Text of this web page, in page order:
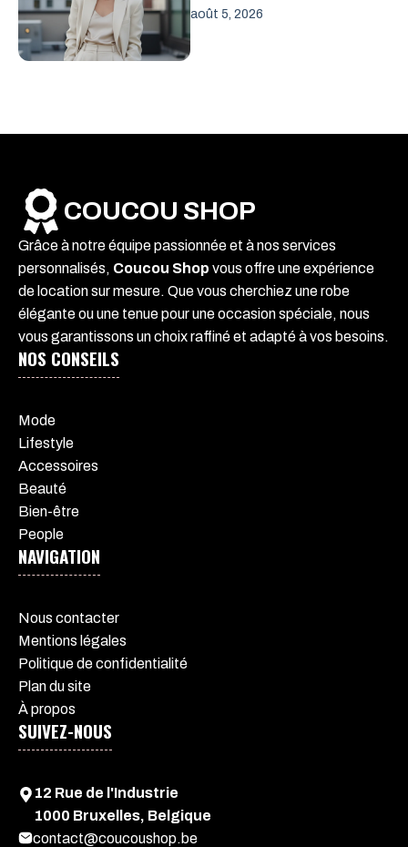
août 5, 2026
COUCOU SHOP
Grâce à notre équipe passionnée et à nos services
personnalisés, Coucou Shop vous offre une expérience
de location sur mesure. Que vous cherchiez une robe
élégante ou une tenue pour une occasion spéciale, nous
vous garantissons un choix raffiné et adapté à vos besoins.
NOS CONSEILS
Mode
Lifestyle
Accessoires
Beauté
Bien-être
People
NAVIGATION
Nous contacter
Mentions légales
Politique de confidentialité
Plan du site
À propos
SUIVEZ-NOUS
12 Rue de l'Industrie
1000 Bruxelles, Belgique
contact@coucoushop.be